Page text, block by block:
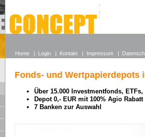
Alle offenen
Wieso Hedgefonds?
Fonds- und Wertpapierdepots
Über 15.000 Investmentfonds,
Depot 0,- EUR mit 100% Agio Rabatt
7 Banken zur Auswahl
Home | Login | Kontakt | Impressum |